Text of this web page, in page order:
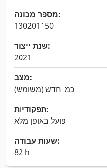
מספר מכונה:
130201150
שנת ייצור:
2021
מצב:
כמו חדש (משומש)
תפקודיות:
פועל באופן מלא
שעות עבודה:
82 h